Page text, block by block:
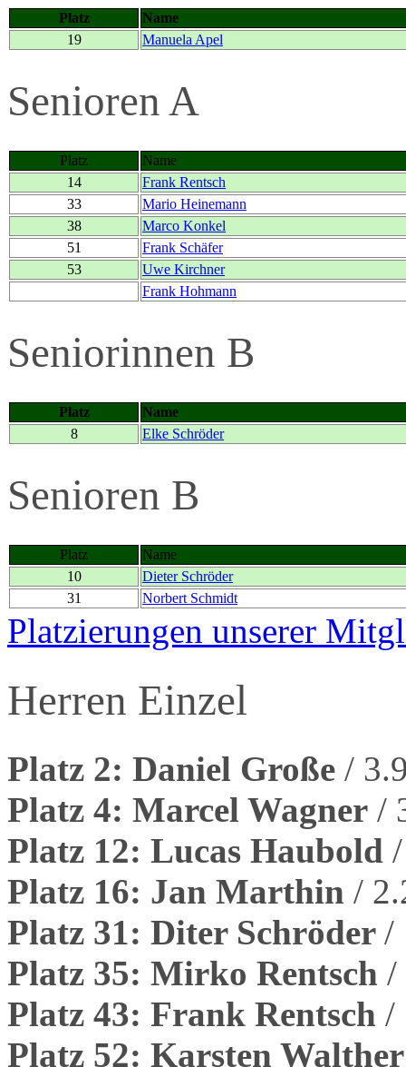
Platz
Name
19
Manuela Apel
Senioren A
Platz
Name
14
Frank Rentsch
33
Mario Heinemann
38
Marco Konkel
51
Frank Schäfer
53
Uwe Kirchner
Frank Hohmann
Seniorinnen B
Platz
Name
8
Elke Schröder
Senioren B
Platz
Name
10
Dieter Schröder
31
Norbert Schmidt
Platzierungen unserer
Herren Einzel
Platz 2: Daniel Große /
Platz 4: Marcel Wagner /
Platz 12: Lucas Haubold
Platz 16: Jan Marthin /
Platz 31: Diter Schröder /
Platz 35: Mirko Rentsch /
Platz 43: Frank Rentsch /
Platz 52: Karsten